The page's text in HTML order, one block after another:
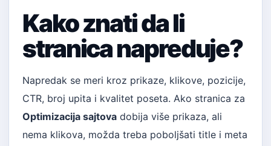
Kako znati da li
stranica napreduje?
Napredak se meri kroz prikaze, klikove, pozicije,
CTR, broj upita i kvalitet poseta. Ako stranica za
Optimizacija sajtova dobija više prikaza, ali
nema klikova, možda treba poboljšati title i meta